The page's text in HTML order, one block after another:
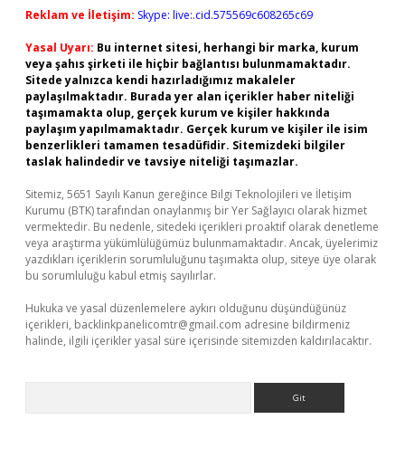
Reklam ve İletişim: Skype: live:.cid.575569c608265c69
Yasal Uyarı: Bu internet sitesi, herhangi bir marka, kurum
veya şahıs şirketi ile hiçbir bağlantısı bulunmamaktadır.
Sitede yalnızca kendi hazırladığımız makaleler
paylaşılmaktadır. Burada yer alan içerikler haber niteliği
taşımamakta olup, gerçek kurum ve kişiler hakkında
paylaşım yapılmamaktadır. Gerçek kurum ve kişiler ile isim
benzerlikleri tamamen tesadüfidir. Sitemizdeki bilgiler
taslak halindedir ve tavsiye niteliği taşımazlar.
Sitemiz, 5651 Sayılı Kanun gereğince Bilgi Teknolojileri ve İletişim
Kurumu (BTK) tarafından onaylanmış bir Yer Sağlayıcı olarak hizmet
vermektedir. Bu nedenle, sitedeki içerikleri proaktif olarak denetleme
veya araştırma yükümlülüğümüz bulunmamaktadır. Ancak, üyelerimiz
yazdıkları içeriklerin sorumluluğunu taşımakta olup, siteye üye olarak
bu sorumluluğu kabul etmiş sayılırlar.
Hukuka ve yasal düzenlemelere aykırı olduğunu düşündüğünüz
içerikleri, backlinkpanelicomtr@gmail.com adresine bildirmeniz
halinde, ilgili içerikler yasal süre içerisinde sitemizden kaldırılacaktır.